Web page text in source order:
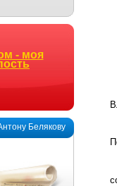
- моя
Белякову